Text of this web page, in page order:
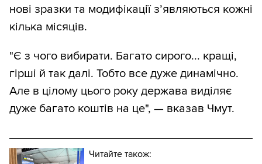
нові зразки та модифікації з’являються кожні
кілька місяців.
"Є з чого вибирати. Багато сирого... кращі,
гірші й так далі. Тобто все дуже динамічно.
Але в цілому цього року держава виділяє
дуже багато коштів на це", — вказав Чмут.
Читайте також: